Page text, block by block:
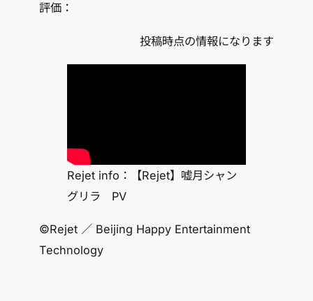
評価：
投稿時点の情報になります
Rejet info：【Rejet】嘘月シャン
グリラ PV
©Rejet ／ Beijing Happy Entertainment
Technology